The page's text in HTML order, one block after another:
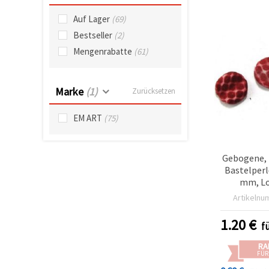
akzeptieren
Auf Lager (69)
Bestseller (2)
Mengenrabatte (61)
Marke (1) Zurücksetzen
EM ART (75)
mm,
Samtoptik
1.20€